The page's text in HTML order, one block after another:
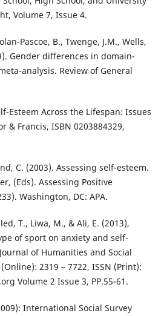
Volume 7, Issue 4.
Pascoe, B., Twenge, J.M., Wells,
Gender differences in domain-
analysis. Review of General
Esteem Across the Lifespan: Issues
& Francis, ISBN 0203884329,
C. (2003). Assessing self-esteem.
(Eds). Assessing Positive
Washington, DC: APA.
T., Liwa, M., & Ali, E. (2013),
of sport on anxiety and self-
of Humanities and Social
2319 – 7722, ISSN (Print):
Volume 2 Issue 3, PP.55-61.
International Social Survey